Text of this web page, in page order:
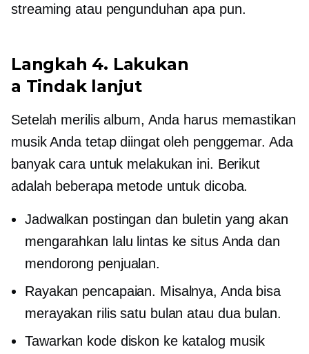
streaming atau pengunduhan apa pun.
Langkah 4. Lakukan
a Tindak lanjut
Setelah merilis album, Anda harus memastikan
musik Anda tetap diingat oleh penggemar. Ada
banyak cara untuk melakukan ini. Berikut
adalah beberapa metode untuk dicoba.
Jadwalkan postingan dan buletin yang akan
mengarahkan lalu lintas ke situs Anda dan
mendorong penjualan.
Rayakan pencapaian. Misalnya, Anda bisa
merayakan rilis satu bulan atau dua bulan.
Tawarkan kode diskon ke katalog musik